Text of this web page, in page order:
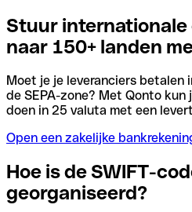
Stuur
naar 150+ landen
Moet je je leveranciers betalen
de SEPA-zone? Met Qonto kun
doen in 25 valuta met een
Open een zakelijke
Hoe is de SWIFT-
georganiseerd?